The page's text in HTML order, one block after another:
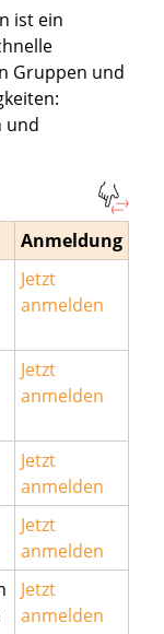
ist ein
Gruppen und
und
Anmeldung
Jetzt
anmelden
Jetzt
anmelden
Jetzt
anmelden
Jetzt
anmelden
Jetzt
anmelden